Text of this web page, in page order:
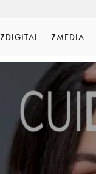
ZDIGITAL ZMEDIA